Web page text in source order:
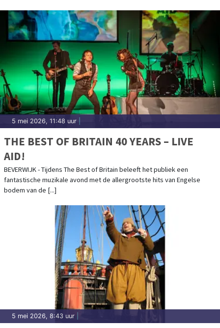
5 mei 2026, 11:48 uur
THE BEST OF BRITAIN 40 YEARS – LIVE
AID!
BEVERWIJK - Tijdens The Best of Britain beleeft het publiek een
fantastische muzikale avond met de allergrootste hits van Engelse
bodem van de [...]
5 mei 2026, 8:43 uur